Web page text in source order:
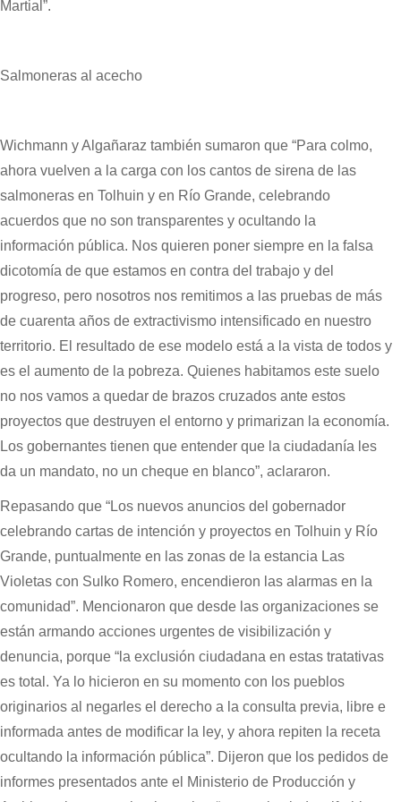
Martial”.
Salmoneras al acecho
Wichmann y Algañaraz también sumaron que “Para colmo,
ahora vuelven a la carga con los cantos de sirena de las
salmoneras en Tolhuin y en Río Grande, celebrando
acuerdos que no son transparentes y ocultando la
información pública. Nos quieren poner siempre en la falsa
dicotomía de que estamos en contra del trabajo y del
progreso, pero nosotros nos remitimos a las pruebas de más
de cuarenta años de extractivismo intensificado en nuestro
territorio. El resultado de ese modelo está a la vista de todos y
es el aumento de la pobreza. Quienes habitamos este suelo
no nos vamos a quedar de brazos cruzados ante estos
proyectos que destruyen el entorno y primarizan la economía.
Los gobernantes tienen que entender que la ciudadanía les
da un mandato, no un cheque en blanco”, aclararon.
Repasando que “Los nuevos anuncios del gobernador
celebrando cartas de intención y proyectos en Tolhuin y Río
Grande, puntualmente en las zonas de la estancia Las
Violetas con Sulko Romero, encendieron las alarmas en la
comunidad”. Mencionaron que desde las organizaciones se
están armando acciones urgentes de visibilización y
denuncia, porque “la exclusión ciudadana en estas tratativas
es total. Ya lo hicieron en su momento con los pueblos
originarios al negarles el derecho a la consulta previa, libre e
informada antes de modificar la ley, y ahora repiten la receta
ocultando la información pública”. Dijeron que los pedidos de
informes presentados ante el Ministerio de Producción y